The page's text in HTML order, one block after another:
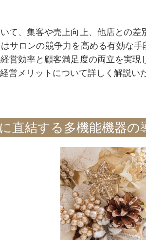
て、集客や売上向上、他店との
サロンの競争力を高める有効な
営効率と顧客満足度の両立を実
営メリットについて詳しく解説い
直結する多機能機器の